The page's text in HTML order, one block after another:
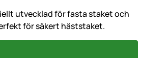
utvecklad för fasta staket och
för säkert häststaket.